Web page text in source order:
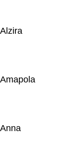
Alzira
Amapola
Anna